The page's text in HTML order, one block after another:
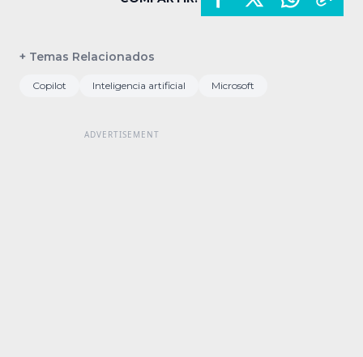
+ Temas Relacionados
Copilot Inteligencia artificial Microsoft